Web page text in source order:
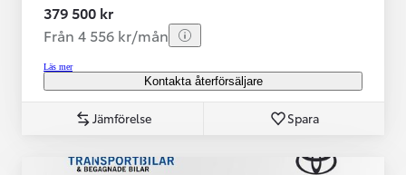
379 500 kr
Från 4 556 kr/mån
Läs mer
Kontakta återförsäljare
Jämförelse Spara